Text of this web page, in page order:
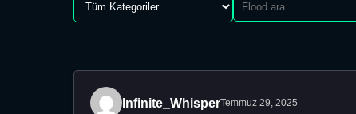
Infinite_WhisperTemmuz 29, 2025